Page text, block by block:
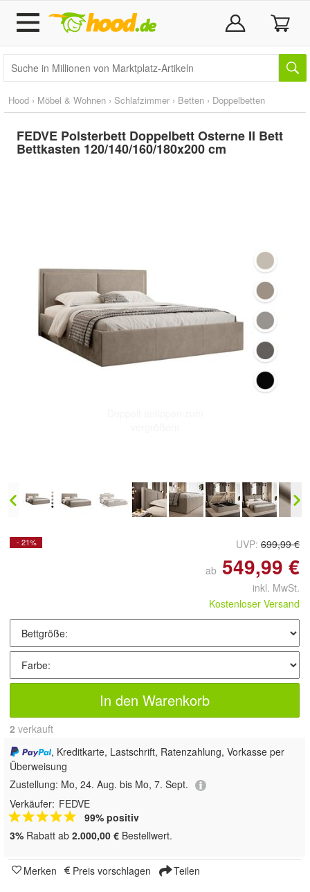
Hood › Möbel & Wohnen › Schlafzimmer › Betten › Doppelbetten
FEDVE Polsterbett Doppelbett Osterne II Bett
Bettkasten 120/140/160/180x200 cm
- 21% UVP: 699,99 €
ab 549,99 €
inkl. MwSt.
Kostenloser Versand
In den Warenkorb
2 verkauft
, Kreditkarte, Lastschrift, Ratenzahlung, Vorkasse per
Überweisung
Zustellung: Mo, 24. Aug. bis Mo, 7. Sept.
Verkäufer: FEDVE
99% positiv
3% Rabatt ab 2.000,00 € Bestellwert.
Merken Preis vorschlagen Teilen